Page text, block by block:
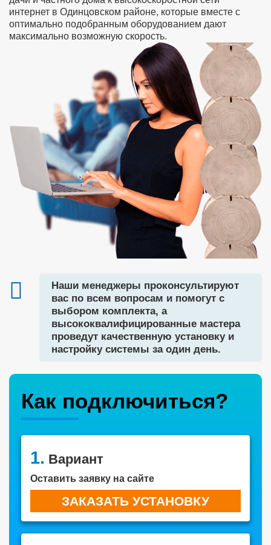
интернет в Одинцовском районе, которые вместе с
оптимально подобранным оборудованием дают
максимально возможную скорость.
Наши менеджеры проконсультируют
вас по всем вопросам и помогут с
выбором комплекта, а
высококвалифицированные мастера
проведут качественную установку и
настройку системы за один день.
Как подключиться?
1. Вариант
Оставить заявку на сайте
ЗАКАЗАТЬ УСТАНОВКУ